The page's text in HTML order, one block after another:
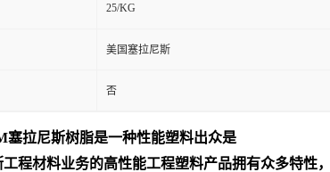
25/KG
美国塞拉尼斯
否
塞拉尼斯树脂是一种性能塑料出众是
程材料业务的高性能工程塑料产品拥有众多特性